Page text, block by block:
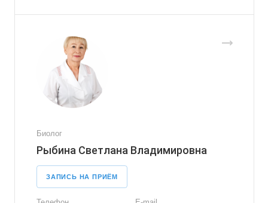
Биолог
Рыбина Светлана Владимировна
ЗАПИСЬ НА ПРИЁМ